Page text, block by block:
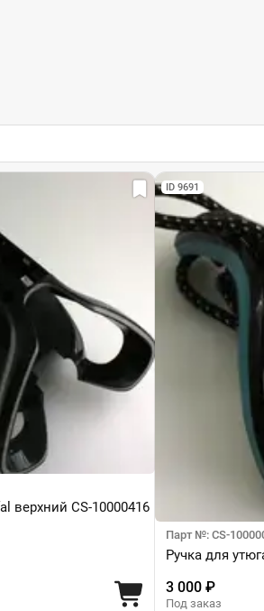
верхний CS-10000416
ID 9691
Парт №: CS-
Ручка для
3 000 ₽
Под заказ